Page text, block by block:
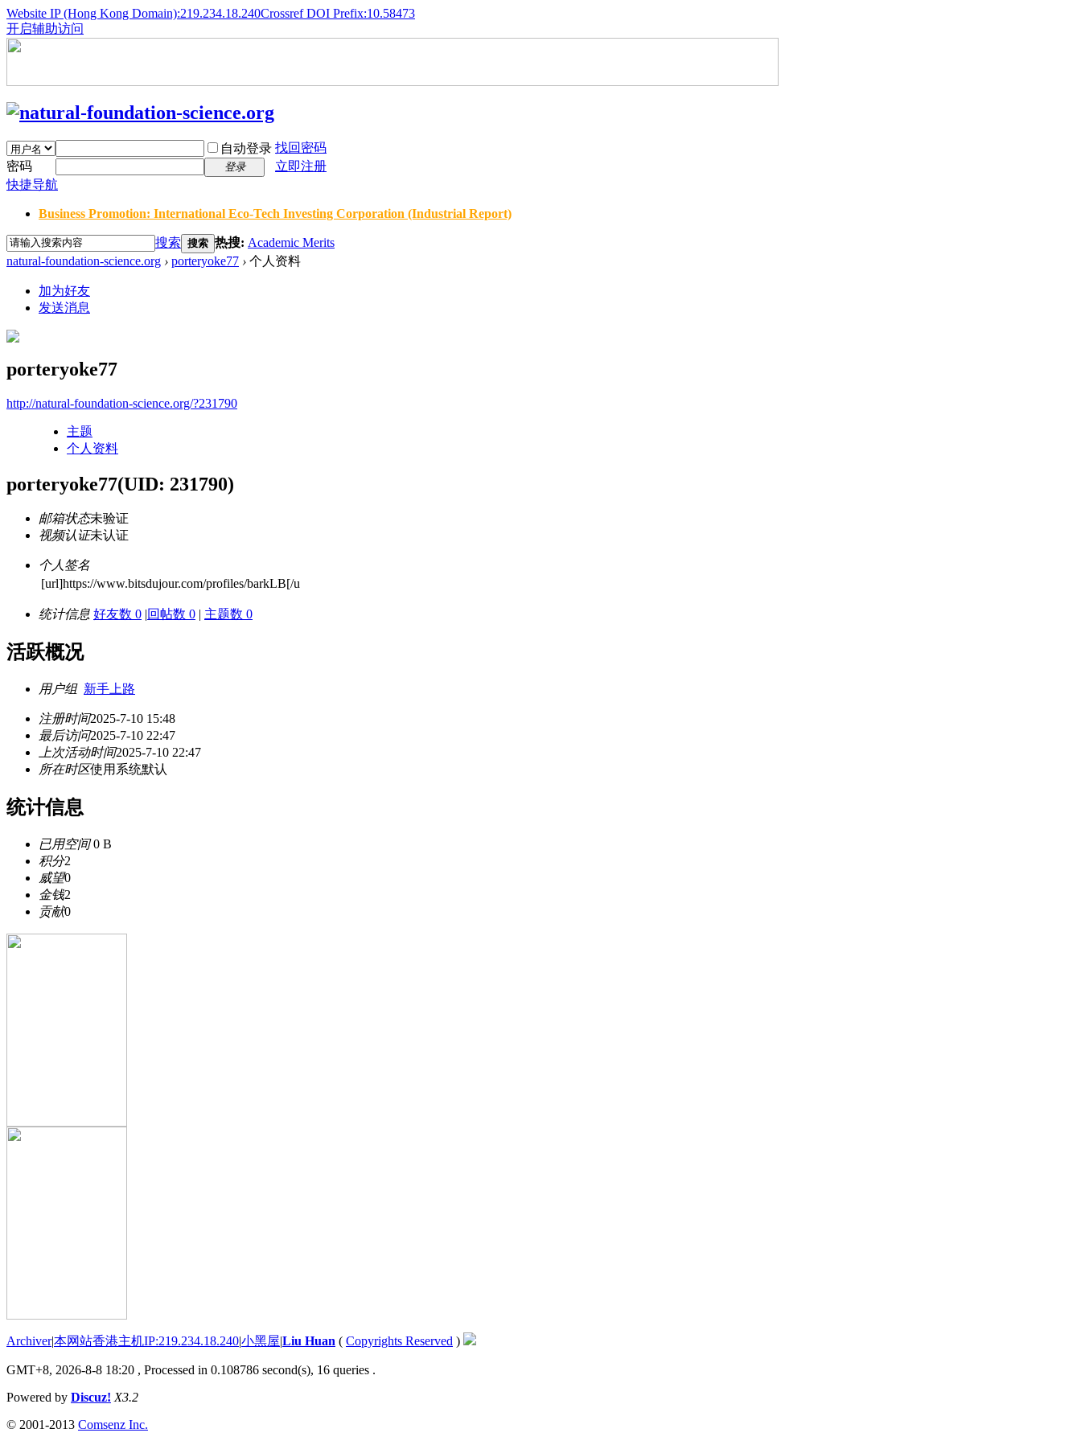
Website IP (Hong Kong Domain):219.234.18.240Crossref DOI Prefix:10.58473
开启辅助访问
自动登录 找回密码
密码
登录
立即注册
快捷导航
Business Promotion: International Eco-Tech Investing Corporation (Industrial Report)
搜索 搜索 热搜: Academic Merits
natural-foundation-science.org › porteryoke77 › 个人资料
加为好友
发送消息
porteryoke77
http://natural-foundation-science.org/?231790
主题
个人资料
porteryoke77(UID: 231790)
邮箱状态未验证
视频认证未认证
个人签名
[url]https://www.bitsdujour.com/profiles/barkLB[/u
统计信息 好友数 0 |回帖数 0 | 主题数 0
活跃概况
用户组 新手上路
注册时间2025-7-10 15:48
最后访问2025-7-10 22:47
上次活动时间2025-7-10 22:47
所在时区使用系统默认
统计信息
已用空间0 B
积分2
威望0
金钱2
贡献0
Archiver|本网站香港主机IP:219.234.18.240|小黑屋|Liu Huan ( Copyrights Reserved )
GMT+8, 2026-8-8 18:20 , Processed in 0.108786 second(s), 16 queries .
Powered by Discuz! X3.2
© 2001-2013 Comsenz Inc.